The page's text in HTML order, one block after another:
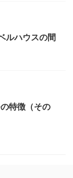
ルハウスの間
特徴（その